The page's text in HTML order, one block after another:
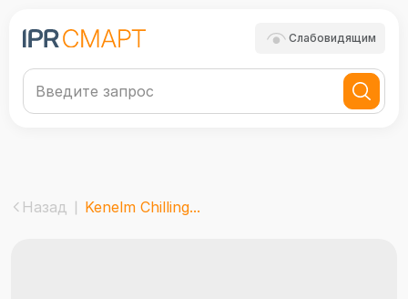
Слабовидящим
Назад Kenelm Chilling...